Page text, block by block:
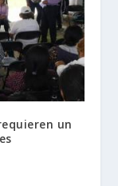
un